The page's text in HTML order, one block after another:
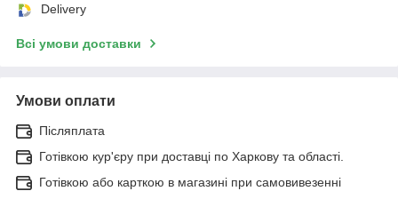
Delivery
Всі умови доставки
Умови оплати
Післяплата
Готівкою кур'єру при доставці по Харкову та області.
Готівкою або карткою в магазині при самовивезенні